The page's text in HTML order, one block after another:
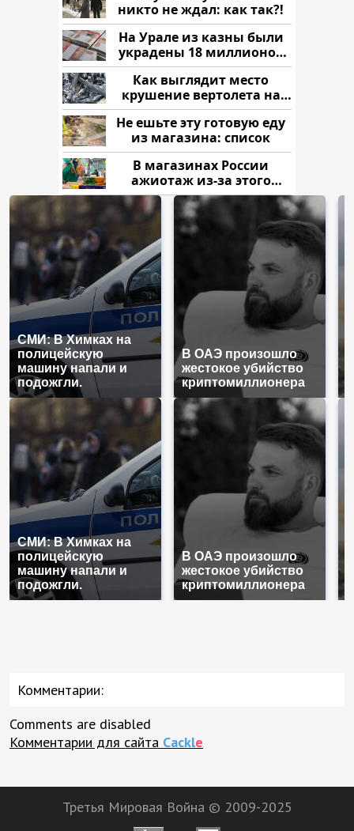
никто не ждал: как так?!
На Урале из казны были
украдены 18 миллионов
рублей
Как выглядит место
крушение вертолета на
Кавказе: смотреть
Не ешьте эту готовую еду
из магазина: список
В магазинах России
ажиотаж из-за этого
продукта: что купить?
СМИ: В Химках на
полицейскую
машину напали и
подожгли.
В ОАЭ произошло
жестокое убийство
криптомиллионера
СМИ: В Химках на
полицейскую
машину напали и
подожгли.
В ОАЭ произошло
жестокое убийство
криптомиллионера
Комментарии:
Comments are disabled
Комментарии для сайта Cackle
Третья Мировая Война © 2009-2025